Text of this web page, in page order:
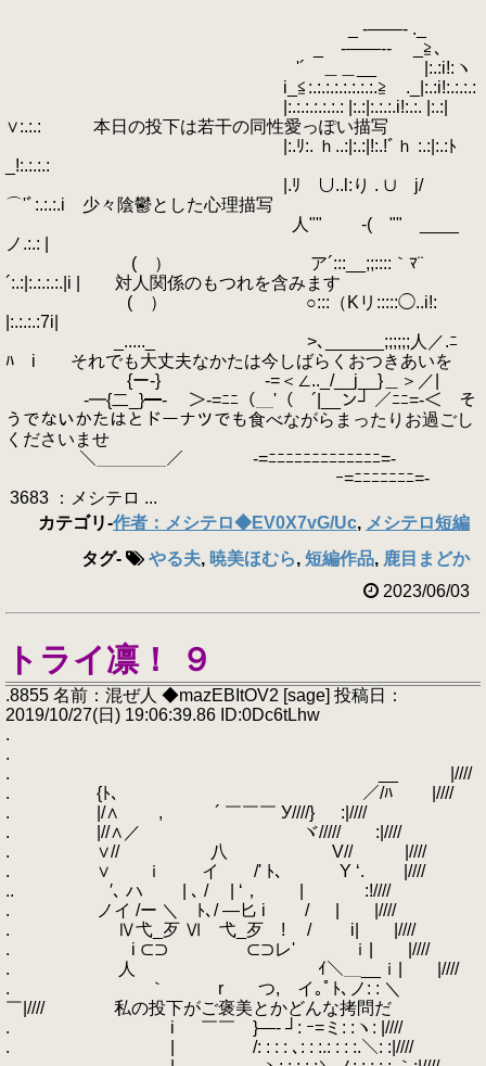
_ -――‐ ._
_ -――‐- _≧､
'´ ＿＿__ |:.:i!:ヽ
i_≦:.:.:.:.:.:.:.:.≧ ._|:.:i!:.:.:.:
|:.:.:.:.:.:.: |:.:|:.:.:.i!:.:. |:.:|
∨:.:.: 本日の投下は若干の同性愛っぽい描写
|:.ﾘ:. ｈ..:|:.:|!:.!ﾞｈ :.:|:.:ﾄ
_!:.:.:.:
|.ﾘ ∪..l:り . ∪ j/
⌒'ﾞ:.:.:.i 少々陰鬱とした心理描写
人"" ゝ-( "" ____
ノ.:.: |
( ） ア´:::__;;::::｀ﾏ¨
´:.:|:.:.:.:.|i | 対人関係のもつれを含みます
( ） ○:::（Kリ:::::◯..i!:
|:.:.:.:7i|
_....._ >､______;;;;;;人／.ﾆ
ﾊ i それでも大丈夫なかたは今しばらくおつきあいを
{ー‐} -=＜∠.._/__j__}＿＞／|
‐━{二_}━‐ ＞‐=ﾆﾆ（＿'（ ´|__ン┘ ／ﾆﾆ=‐＜ そ
うでないかたはとドーナツでも食べながらまったりお過ごし
くださいませ
＼＿＿＿＿／ ‐=ﾆﾆﾆﾆﾆﾆﾆﾆﾆﾆﾆﾆﾆ=-
ｰ=ﾆﾆﾆﾆﾆﾆﾆ=-
3683 ：メシテロ ...
カテゴリ-作者：メシテロ◆EV0X7vG/Uc, メシテロ短編
タグ- やる夫, 暁美ほむら, 短編作品, 鹿目まどか
2023/06/03
トライ凛！ ９
.8855 名前：混ぜ人 ◆mazEBItOV2 [sage] 投稿日：
2019/10/27(日) 19:06:39.86 ID:0Dc6tLhw
.
.
. __ |////
. {ﾄ､ ／/ﾊ |////
. |/∧ , ´ ￣￣￣ У////} :|////
. |//∧／ ヾ///// :|////
. ∨// 八 V// |////
. ∨ ｉ イ /' ﾄ､ Y ‘. |////
.. ′､ ハ | ､ / | ‘， | :!////
. ノイ /ー ＼ ﾄ､/ ―匕 i / | |////
. Ⅳ弋_歹 Ⅵ 弋_歹 ! / i| |////
. i ⊂⊃ ⊂⊃レ' ｉ| |////
. 人 ｲ＼＿__ｉ| |////
. ｀ r つ, イ｡ﾟﾄ､ノ: : ＼
￣|//// 私の投下がご褒美とかどんな拷問だ
. i ￣￣ }―‐ ┘: ｰ=ミ: :ヽ: |////
. | /: : : : ､: : :.: : : :.＼: :|////